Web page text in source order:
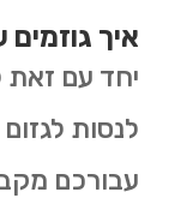
איך
יחד עם זאת
לנסות
עבורכם